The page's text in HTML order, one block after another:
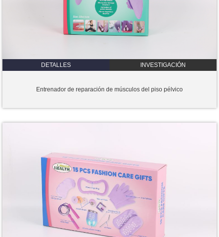
DETALLES INVESTIGACIÓN
Entrenador de reparación de músculos del piso pélvico